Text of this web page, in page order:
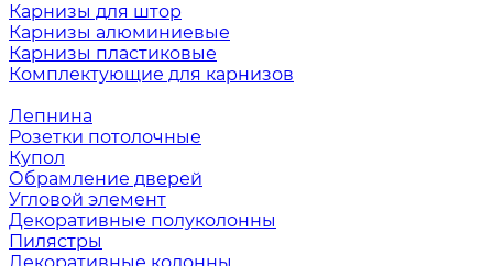
Карнизы для штор
Карнизы алюминиевые
Карнизы пластиковые
Комплектующие для карнизов
Лепнина
Розетки потолочные
Купол
Обрамление дверей
Угловой элемент
Декоративные полуколонны
Пилястры